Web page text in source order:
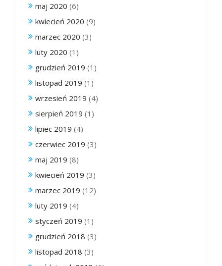
maj 2020 (6)
kwiecień 2020 (9)
marzec 2020 (3)
luty 2020 (1)
grudzień 2019 (1)
listopad 2019 (1)
wrzesień 2019 (4)
sierpień 2019 (1)
lipiec 2019 (4)
czerwiec 2019 (3)
maj 2019 (8)
kwiecień 2019 (3)
marzec 2019 (12)
luty 2019 (4)
styczeń 2019 (1)
grudzień 2018 (3)
listopad 2018 (3)